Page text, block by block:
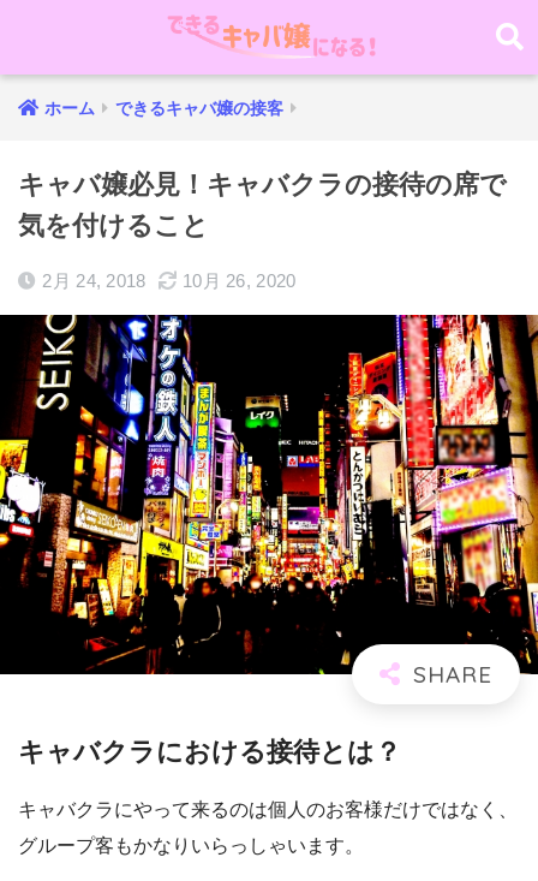
ホーム できるキャバ嬢の接客
キャバ嬢必見！キャバクラの接待の席で
気を付けること
2月 24, 2018 10月 26, 2020
キャバクラにおける接待とは？
キャバクラにやって来るのは個人のお客様だけではなく、
グループ客もかなりいらっしゃいます。